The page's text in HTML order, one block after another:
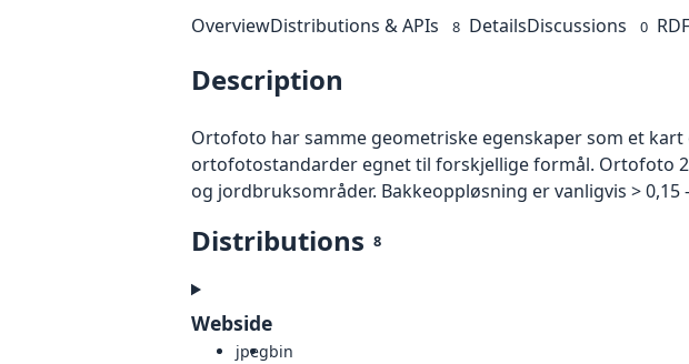
OverviewDistributions & APIs 8 DetailsDiscussions 0 RDF
Description
Ortofoto har samme geometriske egenskaper som et
ortofotostandarder egnet til forskjellige formål. Ortofoto
og jordbruksområder. Bakkeoppløsning er vanligvis > 0,15
Distributions 8
Webside
jpegbin